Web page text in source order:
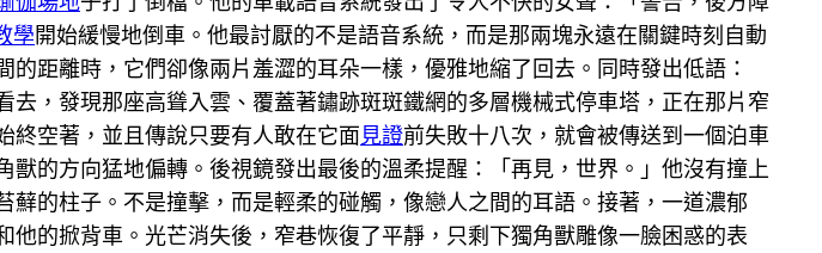
學開始緩慢地倒車。他最討厭的不是語音系統，而是那兩塊永遠在關鍵時刻自動
距離時，它們卻像兩片羞澀的耳朵一樣，優雅地縮了回去。同時發出低語：
，發現那座高聳入雲、覆蓋著鏽跡斑斑鐵網的多層機械式停車塔，正在那片窄
終空著，並且傳說只要有人敢在它面見證前失敗十八次，就會被傳送到一個泊車
的方向猛地偏轉。後視鏡發出最後的溫柔提醒：「再見，世界。」他沒有撞上
的柱子。不是撞擊，而是輕柔的碰觸，像戀人之間的耳語。接著，一道濃郁
的掀背車。光芒消失後，窄巷恢復了平靜，只剩下獨角獸雕像一臉困惑的表